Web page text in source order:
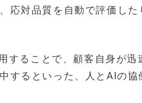
応対品質を自動で評価し
ることで、顧客自身が迅
するといった、人とAIの協